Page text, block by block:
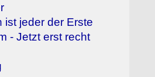
ist jeder der Erste
- Jetzt erst recht